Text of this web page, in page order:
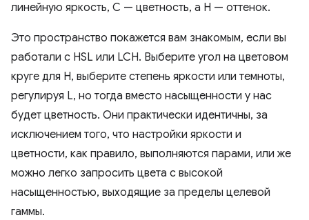
линейную яркость, C — цветность, а H — оттенок.
Это пространство покажется вам знакомым, если вы
работали с HSL или LCH. Выберите угол на цветовом
круге для H, выберите степень яркости или темноты,
регулируя L, но тогда вместо насыщенности у нас
будет цветность. Они практически идентичны, за
исключением того, что настройки яркости и
цветности, как правило, выполняются парами, или же
можно легко запросить цвета с высокой
насыщенностью, выходящие за пределы целевой
гаммы.